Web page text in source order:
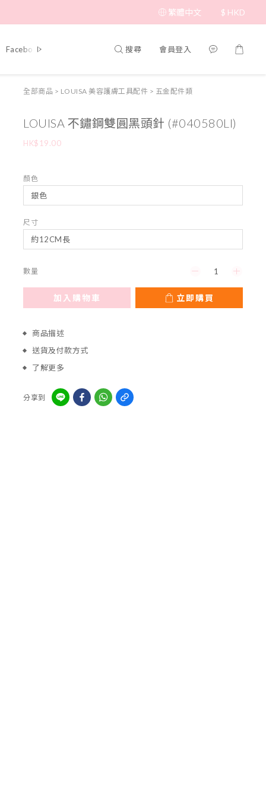
繁體中文 $ HKD
Facebook 專頁 搜尋 會員登入
全部商品 > LOUISA 美容護膚工具配件 > 五金配件類
LOUISA 不鏽鋼雙圓黑頭針 (#040580LI)
HK$19.00
顏色
尺寸
數量
加入購物車 立即購買
商品描述
送貨及付款方式
了解更多
分享到